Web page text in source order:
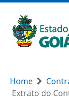
Home
Extrato do